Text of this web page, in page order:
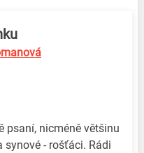
psaní, nicméně většinu
- rošťáci. Rádi